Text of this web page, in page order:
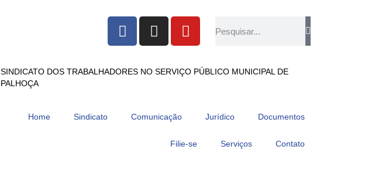
SINDICATO DOS TRABALHADORES NO SERVIÇO PÚBLICO MUNICIPAL DE
PALHOÇA
Home Sindicato Comunicação Jurídico Documentos
Filie-se Serviços Contato